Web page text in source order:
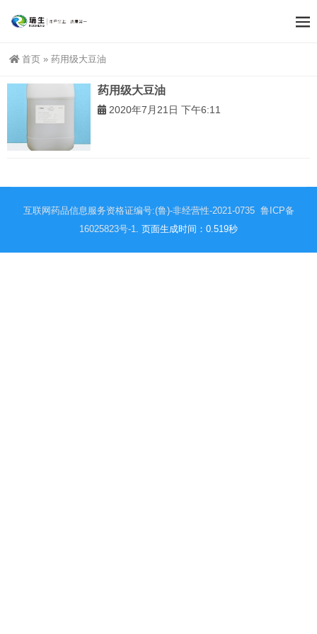
首页 » 药用级大豆油
药用级大豆油
2020年7月21日 下午6:11
互联网药品信息服务资格证编号:(鲁)-非经营性-2021-0735 鲁ICP备
16025823号-1. 页面生成时间：0.519秒